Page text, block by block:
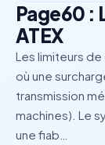
Page60 :
ATEX
Les limiteurs de
où une
transmission
machines). Le
une fiab…